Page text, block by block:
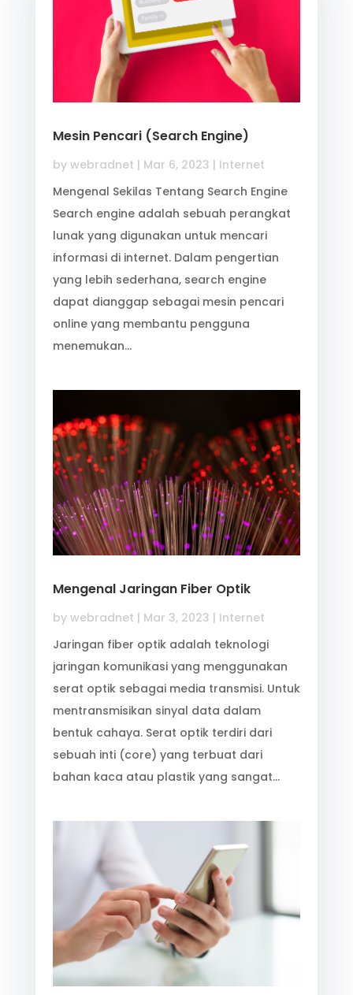
Mesin Pencari (Search Engine)
by webradnet | Mar 6, 2023 | Internet
Mengenal Sekilas Tentang Search Engine
Search engine adalah sebuah perangkat
lunak yang digunakan untuk mencari
informasi di internet. Dalam pengertian
yang lebih sederhana, search engine
dapat dianggap sebagai mesin pencari
online yang membantu pengguna
menemukan…
Mengenal Jaringan Fiber Optik
by webradnet | Mar 3, 2023 | Internet
Jaringan fiber optik adalah teknologi
jaringan komunikasi yang menggunakan
serat optik sebagai media transmisi. Untuk
mentransmisikan sinyal data dalam
bentuk cahaya. Serat optik terdiri dari
sebuah inti (core) yang terbuat dari
bahan kaca atau plastik yang sangat…